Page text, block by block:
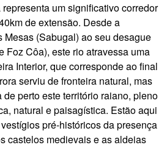
um significativo corredor
de extensão. Desde a
Mesas (Sabugal) ao seu desague
Foz Côa), este rio atravessa uma
Interior, que corresponde ao final
serviu de fronteira natural, mas
perto este território raiano, pleno
natural e paisagística. Estão aqui
pré-históricos da presença
castelos medievais e as aldeias